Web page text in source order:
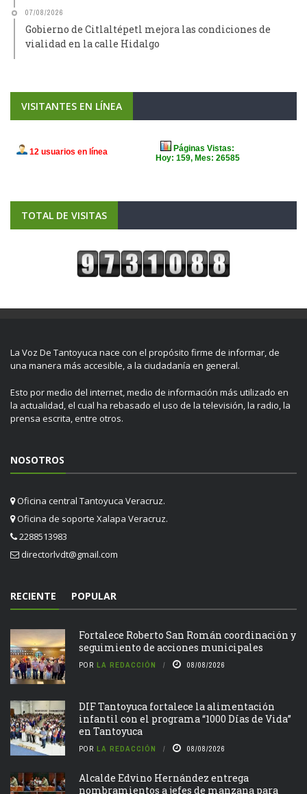
07/08/2026
Gobierno de Citlaltépetl mejora las condiciones de
vialidad en la calle Hidalgo
VISITANTES EN LÍNEA
TOTAL DE VISITAS
La Voz De Tantoyuca nace con el propósito firme de informar, de
una manera más accesible, a la ciudadanía en general.
Esto por medio del internet, medio de información más utilizado en
la actualidad, el cual ha rebasado el uso de la televisión, la radio, la
prensa escrita, entre otros.
NOSOTROS
Oficina central Tantoyuca Veracruz.
Oficina de soporte Xalapa Veracruz.
2288513983
directorlvdt@gmail.com
RECIENTE POPULAR
Fortalece Roberto San Román coordinación y
seguimiento de acciones municipales
POR LA REDACCIÓN 08/08/2026
DIF Tantoyuca fortalece la alimentación
infantil con el programa “1000 Días de Vida”
en Tantoyuca
POR LA REDACCIÓN 08/08/2026
Alcalde Edvino Hernández entrega
nombramientos a jefes de manzana para